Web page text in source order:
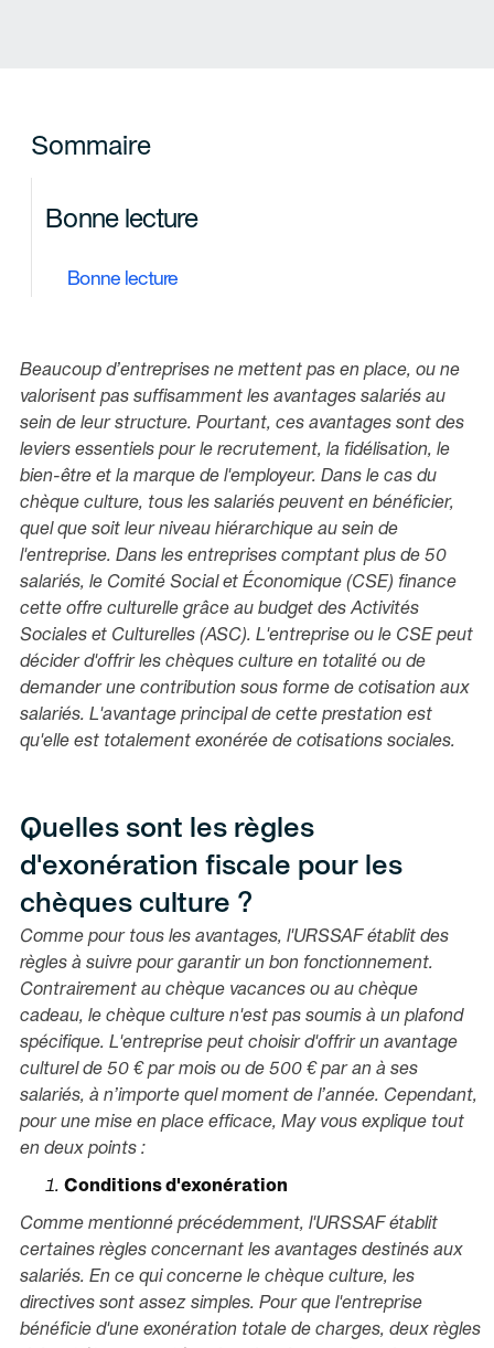
Sommaire
Bonne lecture
Bonne lecture
Beaucoup d’entreprises ne mettent pas en place, ou ne
valorisent pas suffisamment les avantages salariés au
sein de leur structure. Pourtant, ces avantages sont des
leviers essentiels pour le recrutement, la fidélisation, le
bien-être et la marque de l'employeur. Dans le cas du
chèque culture, tous les salariés peuvent en bénéficier,
quel que soit leur niveau hiérarchique au sein de
l'entreprise. Dans les entreprises comptant plus de 50
salariés, le Comité Social et Économique (CSE) finance
cette offre culturelle grâce au budget des Activités
Sociales et Culturelles (ASC). L'entreprise ou le CSE peut
décider d'offrir les chèques culture en totalité ou de
demander une contribution sous forme de cotisation aux
salariés. L'avantage principal de cette prestation est
qu'elle est totalement exonérée de cotisations sociales.
Quelles sont les règles
d'exonération fiscale pour les
chèques culture ?
Comme pour tous les avantages, l'URSSAF établit des
règles à suivre pour garantir un bon fonctionnement.
Contrairement au chèque vacances ou au chèque
cadeau, le chèque culture n'est pas soumis à un plafond
spécifique. L'entreprise peut choisir d'offrir un avantage
culturel de 50 € par mois ou de 500 € par an à ses
salariés, à n’importe quel moment de l’année. Cependant,
pour une mise en place efficace, May vous explique tout
en deux points :
Conditions d'exonération
Comme mentionné précédemment, l'URSSAF établit
certaines règles concernant les avantages destinés aux
salariés. En ce qui concerne le chèque culture, les
directives sont assez simples. Pour que l'entreprise
bénéficie d'une exonération totale de charges, deux règles